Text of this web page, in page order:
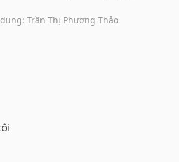
Trần Thị Phương Thảo